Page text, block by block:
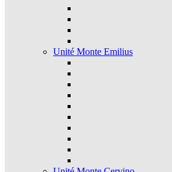
Unité Monte Emilius